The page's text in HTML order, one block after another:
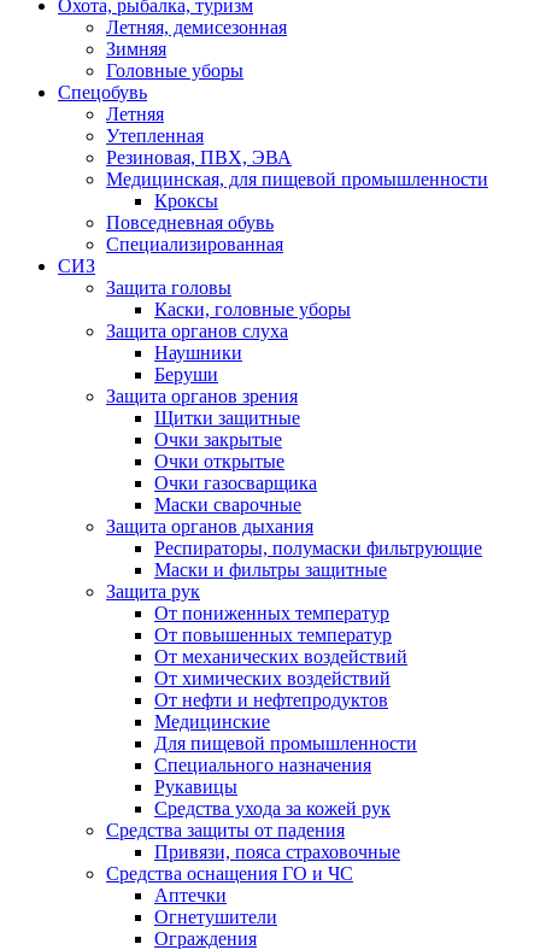
Охота, рыбалка, туризм
Летняя, демисезонная
Зимняя
Головные уборы
Спецобувь
Летняя
Утепленная
Резиновая, ПВХ, ЭВА
Медицинская, для пищевой промышленности
Кроксы
Повседневная обувь
Специализированная
СИЗ
Защита головы
Каски, головные уборы
Защита органов слуха
Наушники
Беруши
Защита органов зрения
Щитки защитные
Очки закрытые
Очки открытые
Очки газосварщика
Маски сварочные
Защита органов дыхания
Респираторы, полумаски фильтрующие
Маски и фильтры защитные
Защита рук
От пониженных температур
От повышенных температур
От механических воздействий
От химических воздействий
От нефти и нефтепродуктов
Медицинские
Для пищевой промышленности
Специального назначения
Рукавицы
Средства ухода за кожей рук
Средства защиты от падения
Привязи, пояса страховочные
Средства оснащения ГО и ЧС
Аптечки
Огнетушители
Ограждения